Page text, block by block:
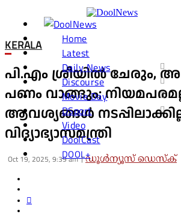
Home
Latest
Daily News
Discourse
Movie Day
DSport
Video
DoolCast
DOOL+
KERALA
പി.എം ശ്രീയില്‍ ചേരും,
പണം വാങ്ങും;
ആവശ്യങ്ങള്‍
വിദ്യാഭ്യാസമന്ത്രി
Oct 19, 2025, 9:39 am ഡൂള്‍ന്യൂസ് ഡെസ്‌ക്